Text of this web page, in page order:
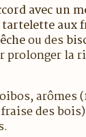
avec un
tartelette aux
ou des
prolonger la
arômes
des